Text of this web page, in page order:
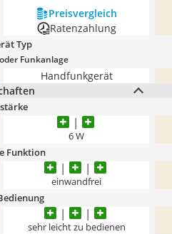
Preis­vergleich
Ratenzahlung
Typ
Funkanlage
Handfunkgerät
6 W
Funktion
einwandfrei
sehr leicht zu bedienen